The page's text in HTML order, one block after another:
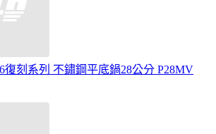
復刻系列 不鏽鋼平底鍋28公分 P28MV